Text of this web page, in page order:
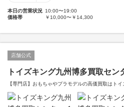
本日の営業状況 10:00〜19:00
価格帯
￥10,000〜￥14,300
店舗公式
トイズキング九州博多買取セン
【専門店】おもちゃやプラモデルの高価買取はトイ